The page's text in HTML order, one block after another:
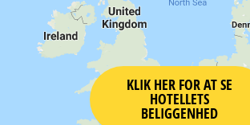
KLIK HER FOR AT SE
HOTELLETS
BELIGGENHED